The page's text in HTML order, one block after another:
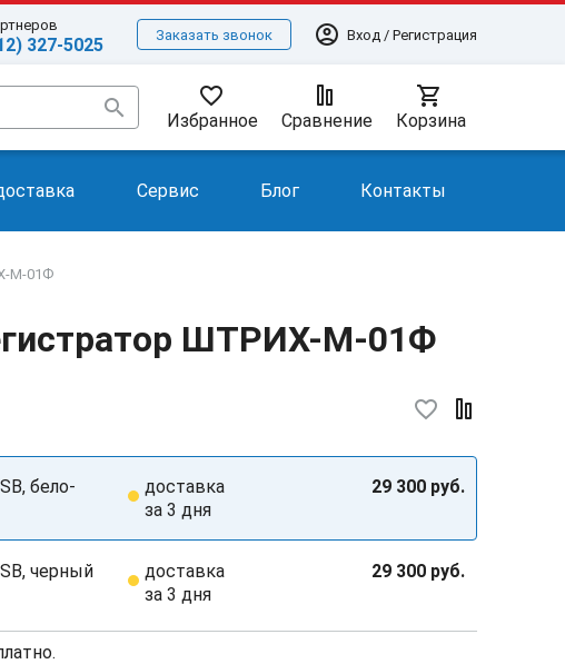
327-5025 Заказать звонок account_circle Вход / Регистрация
search favorite_border
Избранное Сравнение
shopping_cart
Корзина
Сервис Блог Контакты
М-01Ф
ШТРИХ-М-01Ф
favorite_border
бело-
доставка
за 3 дня
29 300 руб.
черный
доставка
за 3 дня
29 300 руб.